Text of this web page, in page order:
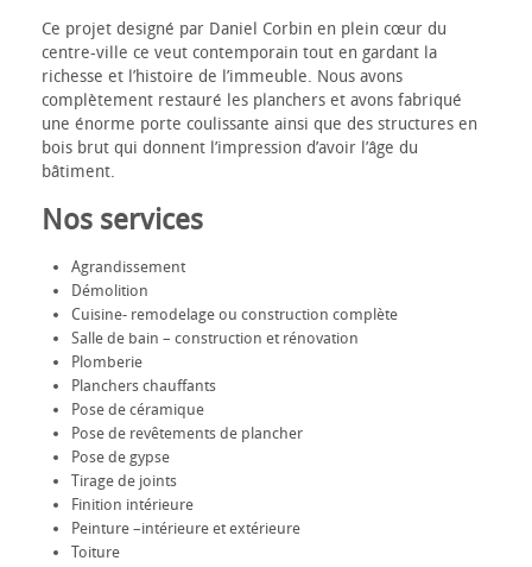
Ce projet designé par Daniel Corbin en plein cœur du
centre-ville ce veut contemporain tout en gardant la
richesse et l’histoire de l’immeuble. Nous avons
complètement restauré les planchers et avons fabriqué
une énorme porte coulissante ainsi que des structures en
bois brut qui donnent l’impression d’avoir l’âge du
bâtiment.
Nos services
Agrandissement
Démolition
Cuisine- remodelage ou construction complète
Salle de bain – construction et rénovation
Plomberie
Planchers chauffants
Pose de céramique
Pose de revêtements de plancher
Pose de gypse
Tirage de joints
Finition intérieure
Peinture –intérieure et extérieure
Toiture